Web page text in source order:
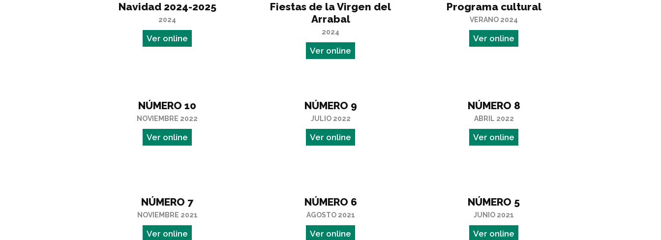
Navidad 2024-2025
2024
Ver online
Fiestas de la Virgen del
Arrabal
2024
Ver online
Programa cultural
VERANO 2024
Ver online
NÚMERO 10
NOVIEMBRE 2022
Ver online
NÚMERO 9
JULIO 2022
Ver online
NÚMERO 8
ABRIL 2022
Ver online
NÚMERO 7
NOVIEMBRE 2021
Ver online
NÚMERO 6
AGOSTO 2021
Ver online
NÚMERO 5
JUNIO 2021
Ver online